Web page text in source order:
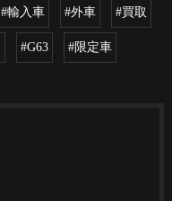
#輸入車 #外車 #買取
#G63 #限定車